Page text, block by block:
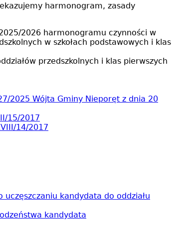
harmonogram, zasady
2026 harmonogramu czynności w
w szkołach podstawowych i klas
przedszkolnych i klas pierwszych
2025 Wójta Gminy Nieporęt z dnia 20
15/2017
14/2017
uczęszczaniu kandydata do oddziału
kandydata